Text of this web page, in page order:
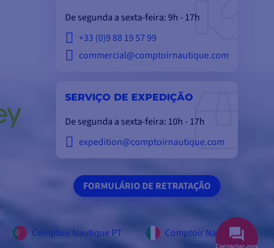
De segunda a sexta-feira: 9h - 17h
+33 (0)9 88 19 57 99
commercial@comptoirnautique.com
SERVIÇO DE EXPEDIÇÃO
De segunda a sexta-feira: 10h - 17h
expedition@comptoirnautique.com
FORMULÁRIO DE RETRATAÇÃO
Comptoir Nautique PT Comptoir Nautique IT
Contactar-nos